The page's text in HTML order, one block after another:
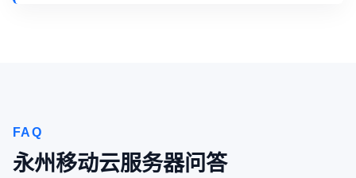
FAQ
永州移动云服务器问答